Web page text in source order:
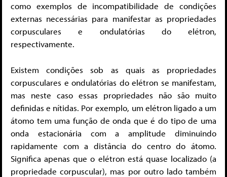
como exemplos de incompatibilidade de condições
externas necessárias para manifestar as propriedades
corpusculares e ondulatórias do elétron,
respectivamente.
Existem condições sob as quais as propriedades
corpusculares e ondulatórias do elétron se manifestam,
mas neste caso essas propriedades não são muito
definidas e nítidas. Por exemplo, um elétron ligado a um
átomo tem uma função de onda que é do tipo de uma
onda estacionária com a amplitude diminuindo
rapidamente com a distância do centro do átomo.
Significa apenas que o elétron está quase localizado (a
propriedade corpuscular), mas por outro lado também